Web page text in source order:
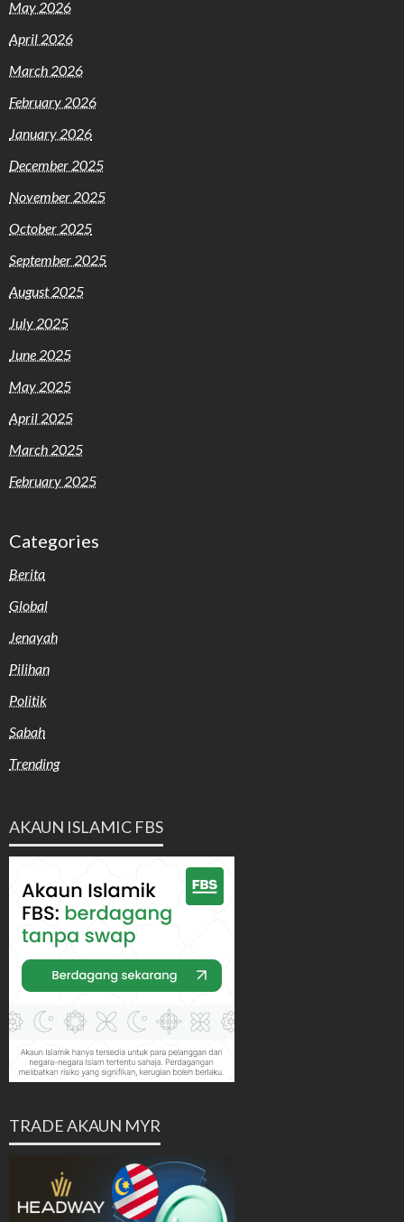
May 2026
April 2026
March 2026
February 2026
January 2026
December 2025
November 2025
October 2025
September 2025
August 2025
July 2025
June 2025
May 2025
April 2025
March 2025
February 2025
Categories
Berita
Global
Jenayah
Pilihan
Politik
Sabah
Trending
AKAUN ISLAMIC FBS
TRADE AKAUN MYR